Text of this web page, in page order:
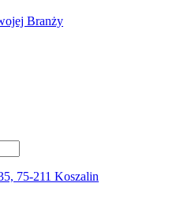
Branży
75-211 Koszalin